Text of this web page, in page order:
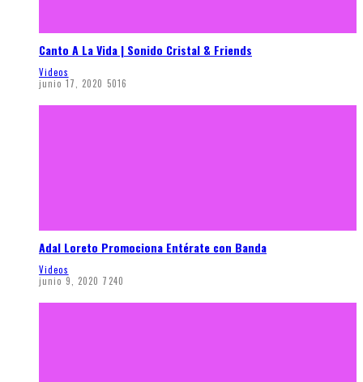
Canto A La Vida | Sonido Cristal & Friends
Videos
junio 17, 2020 5016
Adal Loreto Promociona Entérate con Banda
Videos
junio 9, 2020 7240